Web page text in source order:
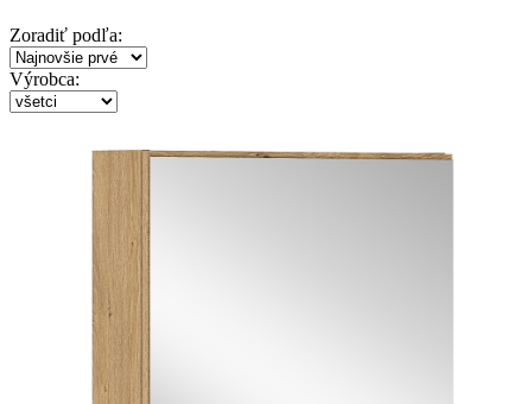
Zoradiť podľa:
Výrobca: